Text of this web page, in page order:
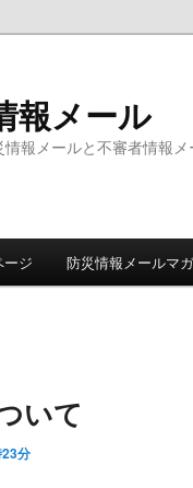
報メール
報メールと不審者情報
ージ 防災情報メールマ
いて
分